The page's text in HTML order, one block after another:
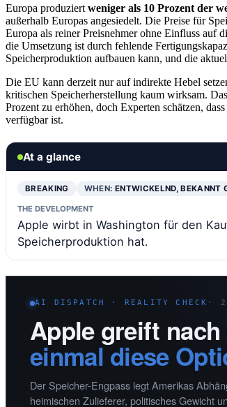
Europa produziert weniger als 10 Prozent der
außerhalb Europas angesiedelt. Die Preise für
Europa als reiner Preisnehmer ohne Einfluss auf
die Umsetzung ist durch fehlende
Speicherproduktion aufbauen kann, und die
Die EU kann derzeit nur auf indirekte Hebel
kritischen Speicherherstellung kaum wirksam.
Prozent zu erhöhen, doch Experten schätzen,
verfügbar ist.
At a glance
BREAKING WHEN: ENTWICKELND, BEKANNT
THE DEVELOPMENT
Apple wirbt in Washington für den
Speicherproduktion hat.
AI DISPATCH · REALITY CHECK ·
Apple greift
einmal diese
Der Speicher-Engpass legt Amerikas
heimischen Zulieferer, politisches Gewicht